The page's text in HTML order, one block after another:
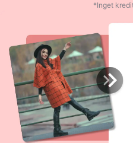
*Inget